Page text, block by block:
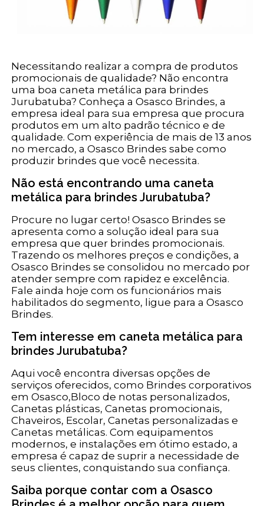
Necessitando realizar a compra de produtos
promocionais de qualidade? Não encontra
uma boa caneta metálica para brindes
Jurubatuba? Conheça a Osasco Brindes, a
empresa ideal para sua empresa que procura
produtos em um alto padrão técnico e de
qualidade. Com experiência de mais de 13 anos
no mercado, a Osasco Brindes sabe como
produzir brindes que você necessita.
Não está encontrando uma caneta
metálica para brindes Jurubatuba?
Procure no lugar certo! Osasco Brindes se
apresenta como a solução ideal para sua
empresa que quer brindes promocionais.
Trazendo os melhores preços e condições, a
Osasco Brindes se consolidou no mercado por
atender sempre com rapidez e excelência.
Fale ainda hoje com os funcionários mais
habilitados do segmento, ligue para a Osasco
Brindes.
Tem interesse em caneta metálica para
brindes Jurubatuba?
Aqui você encontra diversas opções de
serviços oferecidos, como Brindes corporativos
em Osasco,Bloco de notas personalizados,
Canetas plásticas, Canetas promocionais,
Chaveiros, Escolar, Canetas personalizadas e
Canetas metálicas. Com equipamentos
modernos, e instalações em ótimo estado, a
empresa é capaz de suprir a necessidade de
seus clientes, conquistando sua confiança.
Saiba porque contar com a Osasco